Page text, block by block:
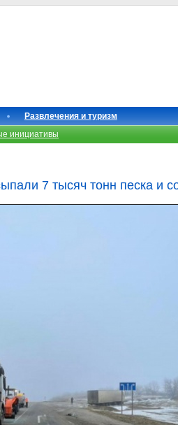
Развлечения и туризм
инициативы
7 тысяч тонн песка и